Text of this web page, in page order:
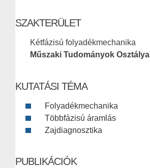
SZAKTERÜLET
Kétfázisú folyadékmechanika
Műszaki Tudományok Osztálya
KUTATÁSI TÉMA
Folyadékmechanika
Többfázisú áramlás
Zajdiagnosztika
PUBLIKÁCIÓK